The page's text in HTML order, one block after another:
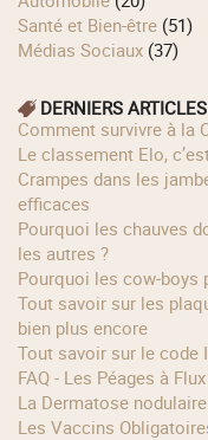
Santé et Bien-être (51)
Médias Sociaux (37)
DERNIERS ARTICLES
Comment survivre à la
Le classement Elo,
Crampes dans les jambes : principales causes et solutions
efficaces
Pourquoi les chauves doivent se méfier du soleil bien plus que
les autres ?
Pourquoi les
Tout savoir sur les plaques d'immatriculation françaises et
bien plus encore
Tout savoir sur le
FAQ - Les Péages à
La Dermatose
Les Vaccins